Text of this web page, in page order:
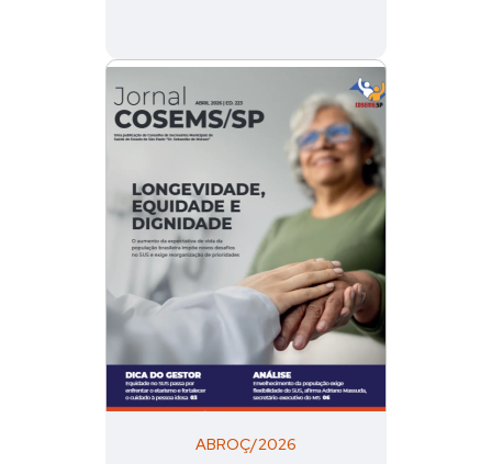
ABROÇ/2026